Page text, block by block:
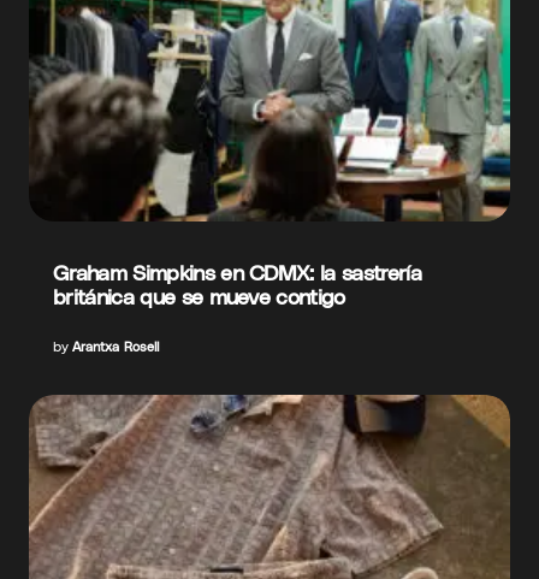
Graham Simpkins en CDMX: la sastrería
británica que se mueve contigo
by Arantxa Rosell